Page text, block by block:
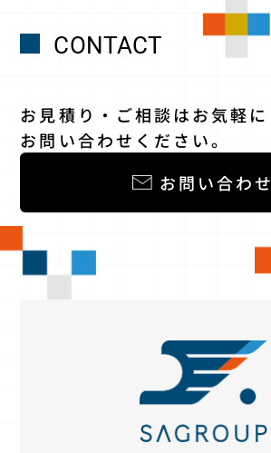
CONTACT
お見積り・ご相談はお気軽に
お問い合わせください。
お問い合わせ